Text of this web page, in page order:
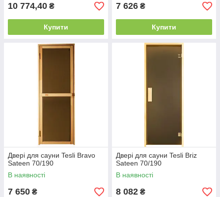
10 774,40 ₴
Купити
7 626 ₴
Купити
Двері для сауни Tesli Bravo
Sateen 70/190
В наявності
7 650 ₴
Двері для сауни Tesli Briz
Sateen 70/190
В наявності
8 082 ₴